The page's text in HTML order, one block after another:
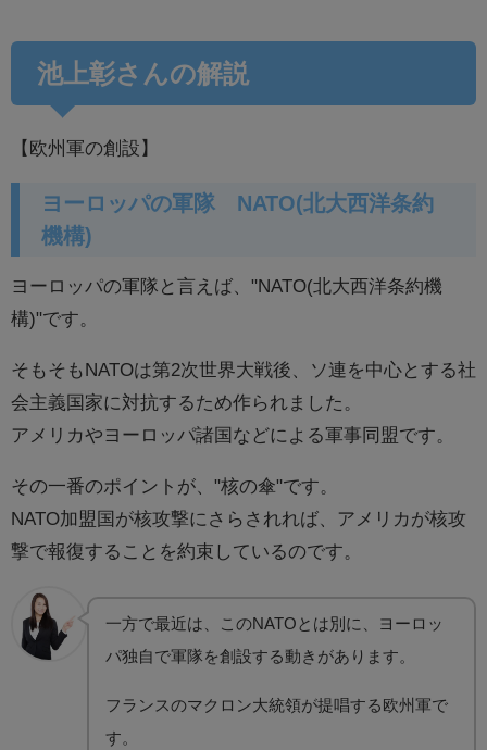
池上彰さんの解説
【欧州軍の創設】
ヨーロッパの軍隊 NATO(北大西洋条約
機構)
ヨーロッパの軍隊と言えば、"NATO(北大西洋条約機
構)"です。
そもそもNATOは第2次世界大戦後、ソ連を中心とする社
会主義国家に対抗するため作られました。
アメリカやヨーロッパ諸国などによる軍事同盟です。
その一番のポイントが、"核の傘"です。
NATO加盟国が核攻撃にさらされれば、アメリカが核攻
撃で報復することを約束しているのです。
一方で最近は、このNATOとは別に、ヨーロッ
パ独自で軍隊を創設する動きがあります。
フランスのマクロン大統領が提唱する欧州軍で
す。